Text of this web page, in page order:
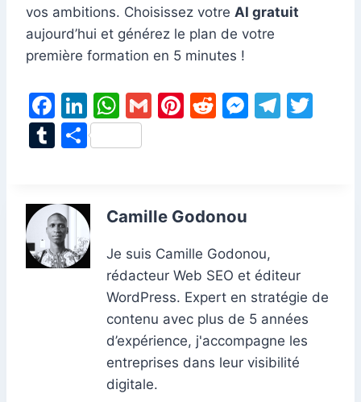
vos ambitions. Choisissez votre AI gratuit
aujourd’hui et générez le plan de votre
première formation en 5 minutes !
F
a
c
b
o
o
Li
n
k
dI
n
W
h
at
A
p
G
Pi
st
R
t
M
g
er
T
T
bl
r
P
g
er
Camille Godonou
Je suis Camille Godonou,
rédacteur Web SEO et éditeur
WordPress. Expert en stratégie de
contenu avec plus de 5 années
d’expérience, j'accompagne les
entreprises dans leur visibilité
digitale.